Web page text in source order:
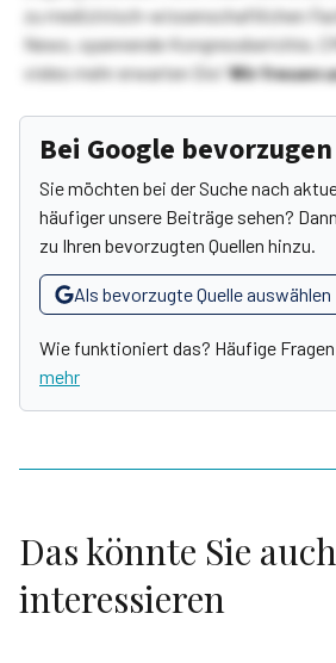
zu medizinisch-wissenschaftlichen
News, spannende Kongressberichte,
vieles mehr erwarten Sie!Wir freuen
Bei Google bevorzugen
Sie möchten bei der Suche nach
häufiger unsere Beiträge sehen?
zu Ihren bevorzugten Quellen hinzu.
Als bevorzugte Quelle auswählen
Wie funktioniert das? Häufige
mehr
Das könnte Sie auch
interessieren